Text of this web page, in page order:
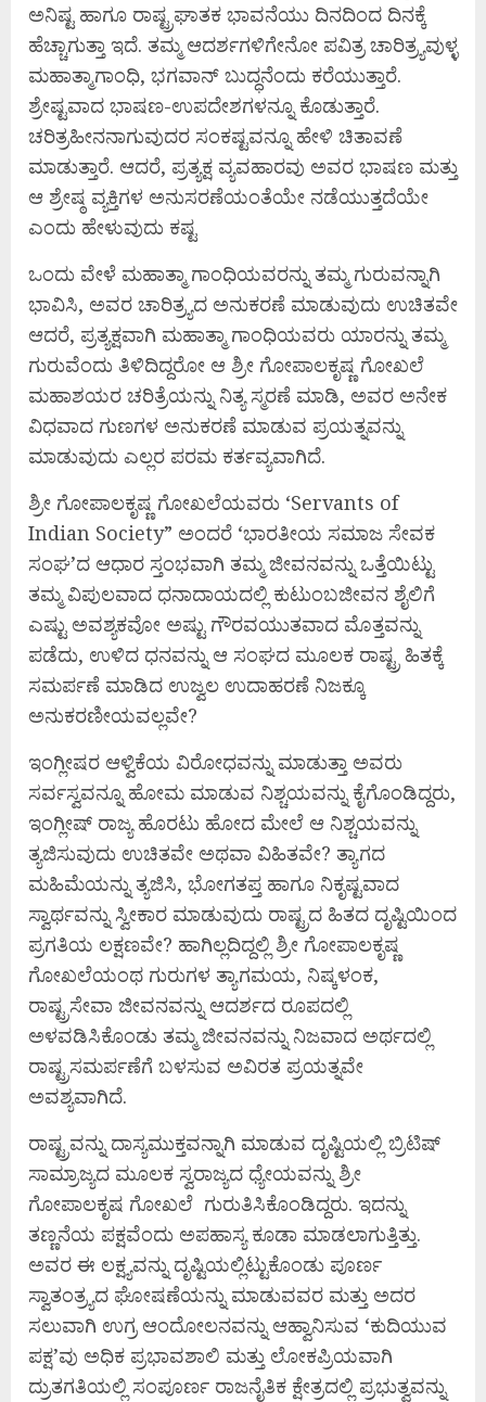
ಅನಿಷ್ಟ ಹಾಗೂ ರಾಷ್ಟ್ರಘಾತಕ ಭಾವನೆಯು ದಿನದಿಂದ ದಿನಕ್ಕೆ
ಹೆಚ್ಚಾಗುತ್ತಾ ಇದೆ. ತಮ್ಮ ಆದರ್ಶಗಳಿಗೇನೋ ಪವಿತ್ರ ಚಾರಿತ್ರ್ಯವುಳ್ಳ
ಮಹಾತ್ಮಾಗಾಂಧಿ, ಭಗವಾನ್ ಬುದ್ಧನೆಂದು ಕರೆಯುತ್ತಾರೆ.
ಶ್ರೇಷ್ಟವಾದ ಭಾಷಣ-ಉಪದೇಶಗಳನ್ನೂ ಕೊಡುತ್ತಾರೆ.
ಚರಿತ್ರಹೀನನಾಗುವುದರ ಸಂಕಷ್ಟವನ್ನೂ ಹೇಳಿ ಚಿತಾವಣೆ
ಮಾಡುತ್ತಾರೆ. ಆದರೆ, ಪ್ರತ್ಯಕ್ಷ ವ್ಯವಹಾರವು ಅವರ ಭಾಷಣ ಮತ್ತು
ಆ ಶ್ರೇಷ್ಠ ವ್ಯಕ್ತಿಗಳ ಅನುಸರಣೆಯಂತೆಯೇ ನಡೆಯುತ್ತದೆಯೇ
ಎಂದು ಹೇಳುವುದು ಕಷ್ಟ
ಒಂದು ವೇಳೆ ಮಹಾತ್ಮಾ ಗಾಂಧಿಯವರನ್ನು ತಮ್ಮ ಗುರುವನ್ನಾಗಿ
ಭಾವಿಸಿ, ಅವರ ಚಾರಿತ್ರ್ಯದ ಅನುಕರಣೆ ಮಾಡುವುದು ಉಚಿತವೇ
ಆದರೆ, ಪ್ರತ್ಯಕ್ಷವಾಗಿ ಮಹಾತ್ಮಾ ಗಾಂಧಿಯವರು ಯಾರನ್ನು ತಮ್ಮ
ಗುರುವೆಂದು ತಿಳಿದಿದ್ದರೋ ಆ ಶ್ರೀ ಗೋಪಾಲಕೃಷ್ಣ ಗೋಖಲೆ
ಮಹಾಶಯರ ಚರಿತ್ರೆಯನ್ನು ನಿತ್ಯ ಸ್ಮರಣೆ ಮಾಡಿ, ಅವರ ಅನೇಕ
ವಿಧವಾದ ಗುಣಗಳ ಅನುಕರಣೆ ಮಾಡುವ ಪ್ರಯತ್ನವನ್ನು
ಮಾಡುವುದು ಎಲ್ಲರ ಪರಮ ಕರ್ತವ್ಯವಾಗಿದೆ.
ಶ್ರೀ ಗೋಪಾಲಕೃಷ್ಣ ಗೋಖಲೆಯವರು ‘Servants of
Indian Society” ಅಂದರೆ ‘ಭಾರತೀಯ ಸಮಾಜ ಸೇವಕ
ಸಂಘ’ದ ಆಧಾರ ಸ್ತಂಭವಾಗಿ ತಮ್ಮ ಜೀವನವನ್ನು ಒತ್ತೆಯಿಟ್ಟು
ತಮ್ಮ ವಿಪುಲವಾದ ಧನಾದಾಯದಲ್ಲಿ ಕುಟುಂಬಜೀವನ ಶೈಲಿಗೆ
ಎಷ್ಟು ಅವಶ್ಯಕವೋ ಅಷ್ಟು ಗೌರವಯುತವಾದ ಮೊತ್ತವನ್ನು
ಪಡೆದು, ಉಳಿದ ಧನವನ್ನು ಆ ಸಂಘದ ಮೂಲಕ ರಾಷ್ಟ್ರ ಹಿತಕ್ಕೆ
ಸಮರ್ಪಣೆ ಮಾಡಿದ ಉಜ್ವಲ ಉದಾಹರಣೆ ನಿಜಕ್ಕೂ
ಅನುಕರಣೀಯವಲ್ಲವೇ?
ಇಂಗ್ಲೀಷರ ಆಳ್ವಿಕೆಯ ವಿರೋಧವನ್ನು ಮಾಡುತ್ತಾ ಅವರು
ಸರ್ವಸ್ವವನ್ನೂ ಹೋಮ ಮಾಡುವ ನಿಶ್ಚಯವನ್ನು ಕೈಗೊಂಡಿದ್ದರು,
ಇಂಗ್ಲೀಷ್ ರಾಜ್ಯ ಹೊರಟು ಹೋದ ಮೇಲೆ ಆ ನಿಶ್ಚಯವನ್ನು
ತ್ಯಜಿಸುವುದು ಉಚಿತವೇ ಅಥವಾ ವಿಹಿತವೇ? ತ್ಯಾಗದ
ಮಹಿಮೆಯನ್ನು ತ್ಯಜಿಸಿ, ಭೋಗತಪ್ತ ಹಾಗೂ ನಿಕೃಷ್ಟವಾದ
ಸ್ವಾರ್ಥವನ್ನು ಸ್ವೀಕಾರ ಮಾಡುವುದು ರಾಷ್ಟ್ರದ ಹಿತದ ದೃಷ್ಟಿಯಿಂದ
ಪ್ರಗತಿಯ ಲಕ್ಷಣವೇ? ಹಾಗಿಲ್ಲದಿದ್ದಲ್ಲಿ ಶ್ರೀ ಗೋಪಾಲಕೃಷ್ಣ
ಗೋಖಲೆಯಂಥ ಗುರುಗಳ ತ್ಯಾಗಮಯ, ನಿಷ್ಕಳಂಕ,
ರಾಷ್ಟ್ರಸೇವಾ ಜೀವನವನ್ನು ಆದರ್ಶದ ರೂಪದಲ್ಲಿ
ಅಳವಡಿಸಿಕೊಂಡು ತಮ್ಮ ಜೀವನವನ್ನು ನಿಜವಾದ ಅರ್ಥದಲ್ಲಿ
ರಾಷ್ಟ್ರಸಮರ್ಪಣೆಗೆ ಬಳಸುವ ಅವಿರತ ಪ್ರಯತ್ನವೇ
ಅವಶ್ಯವಾಗಿದೆ.
ರಾಷ್ಟ್ರವನ್ನು ದಾಸ್ಯಮುಕ್ತವನ್ನಾಗಿ ಮಾಡುವ ದೃಷ್ಟಿಯಲ್ಲಿ ಬ್ರಿಟಿಷ್
ಸಾಮ್ರಾಜ್ಯದ ಮೂಲಕ ಸ್ವರಾಜ್ಯದ ಧ್ಯೇಯವನ್ನು ಶ್ರೀ
ಗೋಪಾಲಕೃಷ ಗೋಖಲೆ ಗುರುತಿಸಿಕೊಂಡಿದ್ದರು. ಇದನ್ನು
ತಣ್ಣನೆಯ ಪಕ್ಷವೆಂದು ಅಪಹಾಸ್ಯ ಕೂಡಾ ಮಾಡಲಾಗುತ್ತಿತ್ತು.
ಅವರ ಈ ಲಕ್ಷ್ಯವನ್ನು ದೃಷ್ಟಿಯಲ್ಲಿಟ್ಟುಕೊಂಡು ಪೂರ್ಣ
ಸ್ವಾತಂತ್ರ್ಯದ ಘೋಷಣೆಯನ್ನು ಮಾಡುವವರ ಮತ್ತು ಅದರ
ಸಲುವಾಗಿ ಉಗ್ರ ಆಂದೋಲನವನ್ನು ಆಹ್ವಾನಿಸುವ ‘ಕುದಿಯುವ
ಪಕ್ಷ’ವು ಅಧಿಕ ಪ್ರಭಾವಶಾಲಿ ಮತ್ತು ಲೋಕಪ್ರಿಯವಾಗಿ
ದ್ರುತಗತಿಯಲ್ಲಿ ಸಂಪೂರ್ಣ ರಾಜನೈತಿಕ ಕ್ಷೇತ್ರದಲ್ಲಿ ಪ್ರಭುತ್ವವನ್ನು